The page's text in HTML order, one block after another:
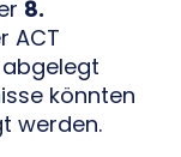
8.
ACT
abgelegt
könnten
werden.